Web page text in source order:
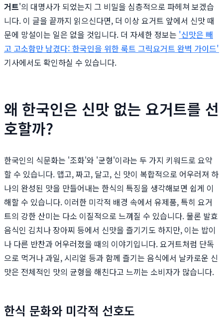
거트'의 대명사가 되었는지 그 비밀을 심층적으로 파헤쳐 보겠습
니다. 이 글을 끝까지 읽으신다면, 더 이상 요거트 앞에서 신맛 때
문에 망설이는 일은 없을 것입니다. 더 자세한 정보는 '신맛은 빼
고 고소함만 남겼다: 한국인을 위한 룩트 그릭요거트 완벽 가이드'
기사에서도 확인하실 수 있습니다.
왜 한국인은 신맛 없는 요거트를 선
호할까?
한국인의 식문화는 '조화'와 '균형'이라는 두 가지 키워드로 요약
할 수 있습니다. 맵고, 짜고, 달고, 신 맛이 복합적으로 어우러져 하
나의 완성된 맛을 만들어내는 한식의 특징을 생각해보면 쉽게 이
해할 수 있습니다. 이러한 미각적 배경 속에서 유제품, 특히 요거
트의 강한 산미는 다소 이질적으로 느껴질 수 있습니다. 물론 발효
음식인 김치나 장아찌 등에서 신맛을 즐기기도 하지만, 이는 밥이
나 다른 반찬과 어우러졌을 때의 이야기입니다. 요거트처럼 단독
으로 먹거나 과일, 시리얼 등과 함께 즐기는 음식에서 날카로운 신
맛은 전체적인 맛의 균형을 해친다고 느끼는 소비자가 많습니다.
한식 문화와 미각적 선호도